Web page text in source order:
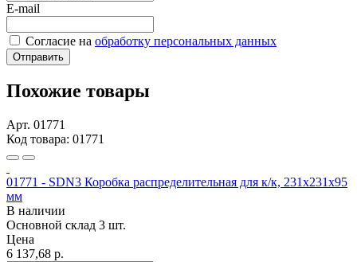
E-mail
Согласие на обработку персональных данных
Отправить
Похожие товары
Арт. 01771
Код товара: 01771
01771 - SDN3 Коробка распределительная для к/к, 231x231x95
мм
В наличии
Основной склад 3 шт.
Цена
6 137,68 р.